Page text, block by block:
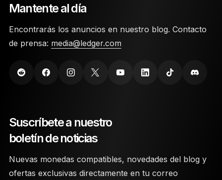
Mantente al día
Encontrarás los anuncios en nuestro blog. Contacto
de prensa: media@ledger.com
Suscríbete a nuestro
boletín de noticias
Nuevas monedas compatibles, novedades del blog y
ofertas exclusivas directamente en tu correo